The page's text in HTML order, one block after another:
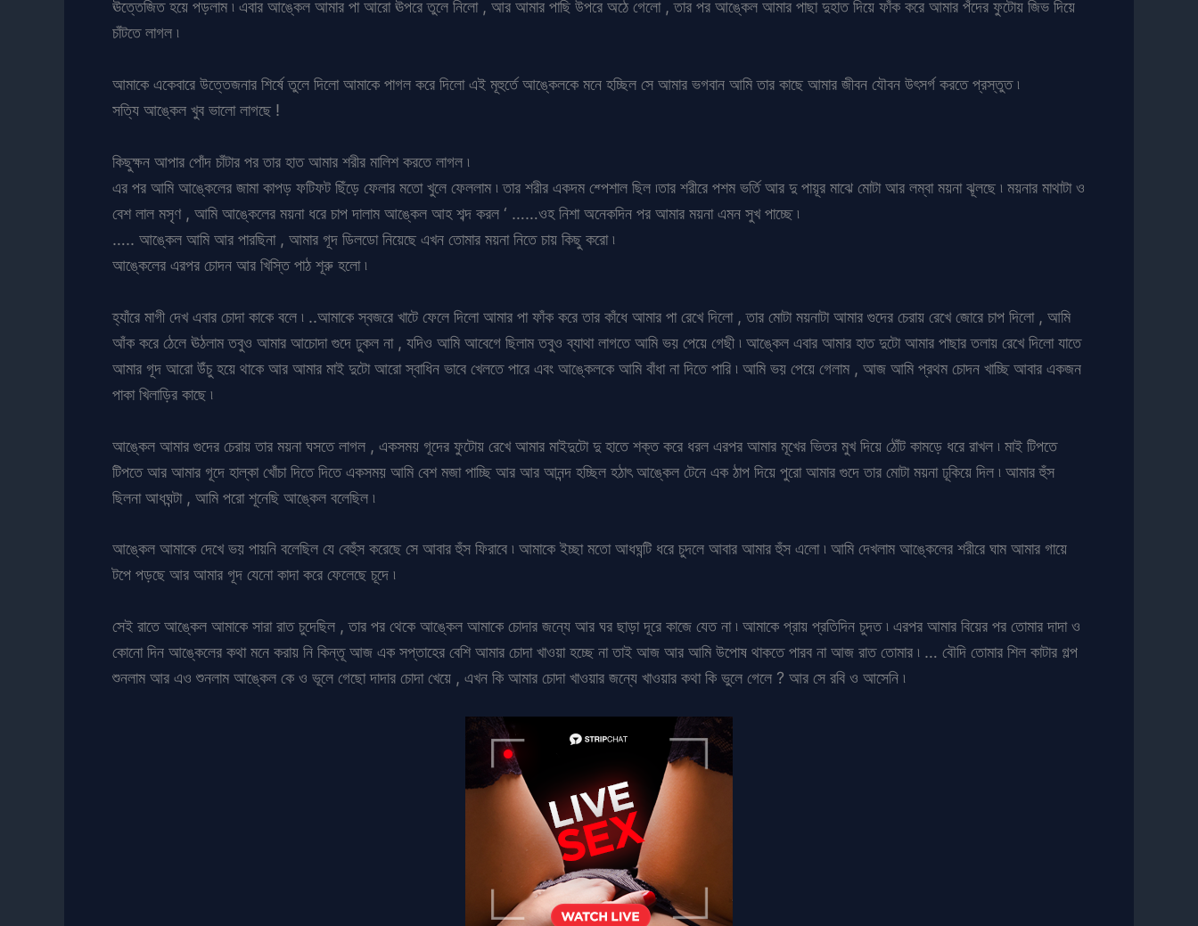
ঊত্তেজিত হয়ে পড়লাম ৷ এবার আঙ্কেল আমার পা আরো ঊপরে তুলে নিলো , আর আমার পাছি উপরে অঠে গেলো , তার পর আঙ্কেল আমার পাছা দুহাত দিয়ে ফাঁক করে আমার পঁদের ফুটোয় জিভ দিয়ে
চাঁটতে লাগল ৷
আমাকে একেবারে উত্তেজনার শির্ষে তুলে দিলো আমাকে পাগল করে দিলো এই মূহুর্তে আঙ্কেলকে মনে হচ্ছিল সে আমার ভগবান আমি তার কাছে আমার জীবন যৌবন উৎসর্গ করতে প্রস্তুত ৷
সত্যি আঙ্কেল খুব ভালো লাগছে !
কিছুক্ষন আপার পোঁদ চাঁটার পর তার হাত আমার শরীর মালিশ করতে লাগল ৷
এর পর আমি আঙ্কেলের জামা কাপড় ফটিফট ছিঁড়ে ফেলার মতো খুলে ফেললাম ৷ তার শরীর একদম শ্পেশাল ছিল ৷তার শরীরে পশম ভর্তি আর দু পায়ূর মাঝে মোটা আর লম্বা ময়না ঝূলছে ৷ ময়নার মাথাটা ও
বেশ লাল মসৃণ , আমি আঙ্কেলের ময়না ধরে চাপ দালাম আঙ্কেল আহ শব্দ করল ‘ ……ওহ নিশা অনেকদিন পর আমার ময়না এমন সুখ পাচ্ছে ৷
….. আঙ্কেল আমি আর পারছিনা , আমার গূদ ডিলডো নিয়েছে এখন তোমার ময়না নিতে চায় কিছু করো ৷
আঙ্কেলের এরপর চোদন আর খিস্তি পাঠ শূরু হলো ৷
হ্যাঁরে মাগী দেখ এবার চোদা কাকে বলে ৷ ..আমাকে স্বজরে খাটে ফেলে দিলো আমার পা ফাঁক করে তার কাঁধে আমার পা রেখে দিলো , তার মোটা ময়নাটা আমার গুদের চেরায় রেখে জোরে চাপ দিলো , আমি
আঁক করে ঠেলে ঊঠলাম তবুও আমার আচোদা গুদে ঢুকল না , যদিও আমি আবেগে ছিলাম তবুও ব্যাথা লাগতে আমি ভয় পেয়ে গেছী ৷ আঙ্কেল এবার আমার হাত দুটো আমার পাছার তলায় রেখে দিলো যাতে
আমার গূদ আরো উঁচু হয়ে থাকে আর আমার মাই দুটো আরো স্বাধিন ভাবে খেলতে পারে এবং আঙ্কেলকে আমি বাঁধা না দিতে পারি ৷ আমি ভয় পেয়ে গেলাম , আজ আমি প্রথম চোদন খাচ্ছি আবার একজন
পাকা খিলাড়ির কাছে ৷
আঙ্কেল আমার গুদের চেরায় তার ময়না ঘসতে লাগল , একসময় গূদের ফুটোয় রেখে আমার মাইদুটো দু হাতে শক্ত করে ধরল এরপর আমার মূখের ভিতর মুখ দিয়ে ঠোঁট কামড়ে ধরে রাখল ৷ মাই টিপতে
টিপতে আর আমার গূদে হাল্কা খোঁচা দিতে দিতে একসময় আমি বেশ মজা পাচ্ছি আর আর আনন্দ হচ্ছিল হঠাৎ আঙ্কেল টেনে এক ঠাপ দিয়ে পুরো আমার গুদে তার মোটা ময়না ঢূকিয়ে দিল ৷ আমার হুঁস
ছিলনা আধঘন্টা , আমি পরো শূনেছি আঙ্কেল বলেছিল ৷
আঙ্কেল আমাকে দেখে ভয় পায়নি বলেছিল যে বেহুঁস করেছে সে আবার হুঁস ফিরাবে ৷ আমাকে ইচ্ছা মতো আধঘন্টি ধরে চুদলে আবার আমার হুঁস এলো ৷ আমি দেখলাম আঙ্কেলের শরীরে ঘাম আমার গায়ে
টপে পড়ছে আর আমার গূদ যেনো কাদা করে ফেলেছে চূদে ৷
সেই রাতে আঙ্কেল আমাকে সারা রাত চুদেছিল , তার পর থেকে আঙ্কেল আমাকে চোদার জন্যে আর ঘর ছাড়া দূরে কাজে যেত না ৷ আমাকে প্রায় প্রতিদিন চুদত ৷ এরপর আমার বিয়ের পর তোমার দাদা ও
কোনো দিন আঙ্কেলের কথা মনে করায় নি কিন্তূ আজ এক সপ্তাহের বেশি আমার চোদা খাওয়া হচ্ছে না তাই আজ আর আমি উপোষ থাকতে পারব না আজ রাত তোমার ৷ … বৌদি তোমার শিল কাটার গল্প
শুনলাম আর এও শুনলাম আঙ্কেল কে ও ভূলে গেছো দাদার চোদা খেয়ে , এখন কি আমার চোদা খাওয়ার জন্যে খাওয়ার কথা কি ভুলে গেলে ? আর সে রবি ও আসেনি ৷